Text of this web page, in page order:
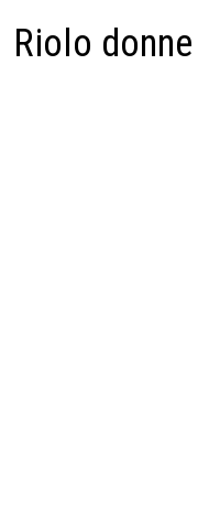
Riolo